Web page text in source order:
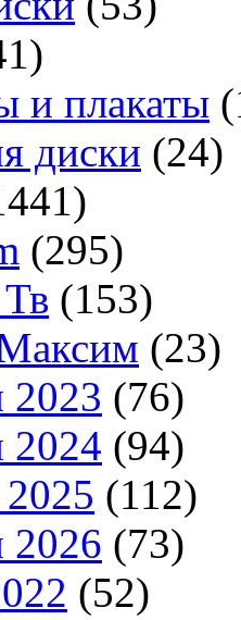
и плакаты
диски (24)
(295)
(153)
(23)
2023 (76)
2024 (94)
(112)
2026 (73)
(52)